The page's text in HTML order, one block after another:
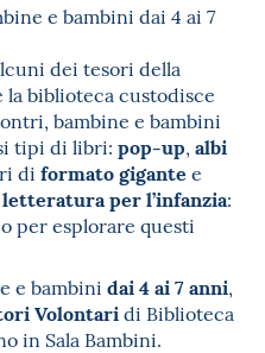
e bambini dai 4 ai 7
dei tesori della
biblioteca custodisce
bambine e bambini
tipi di libri: pop-up, albi
di formato gigante e
per l’infanzia:
per esplorare questi
e bambini dai 4 ai 7 anni,
Volontaridi Biblioteca
in Sala Bambini.